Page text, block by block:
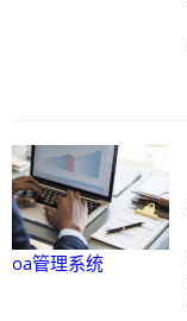
oa管理系统